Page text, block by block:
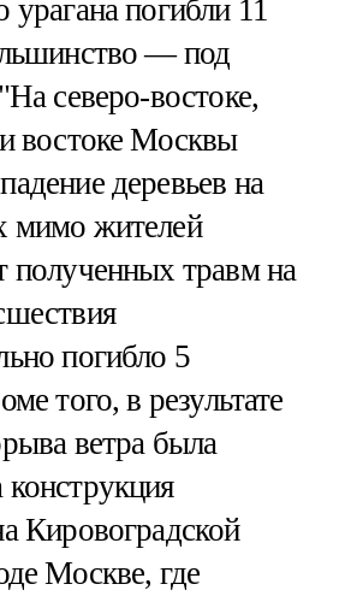
урагана погибли 11
— под
северо-востоке,
востоке Москвы
деревьев на
мимо жителей
полученных травм на
погибло 5
того, в результате
ветра была
Кировоградской
Москве, где